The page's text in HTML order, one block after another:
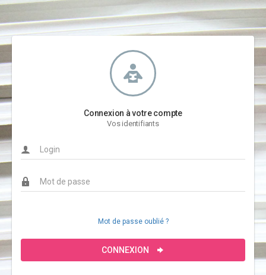
Connexion à votre compte
Vos identifiants
Mot de passe oublié ?
CONNEXION